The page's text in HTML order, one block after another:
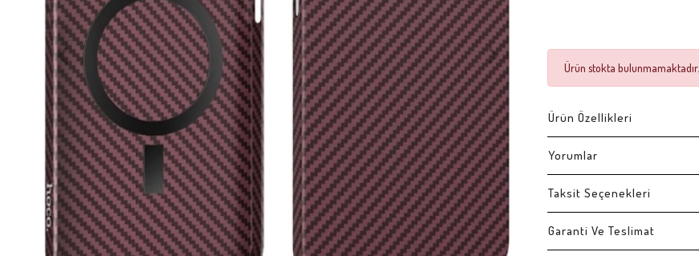
Ürün stokta bulunmamaktadır.
Ürün Özellikleri
Yorumlar
Taksit Seçenekleri
Garanti Ve Teslimat